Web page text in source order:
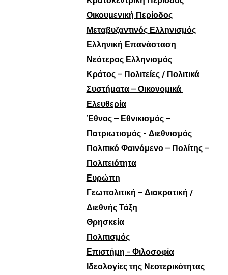
Οικουμενική Περίοδος
Μεταβυζαντινός Ελληνισμός
Ελληνική Επανάσταση
Νεότερος Ελληνισμός
Κράτος – Πολιτείες / Πολιτικά
Συστήματα – Οικονομικά
Ελευθερία
Έθνος – Εθνικισμός –
Πατριωτισμός - Διεθνισμός
Πολιτικό Φαινόμενο – Πολίτης –
Πολιτειότητα
Ευρώπη
Γεωπολιτική – Διακρατική /
Διεθνής Τάξη
Θρησκεία
Πολιτισμός
Επιστήμη - Φιλοσοφία
Ιδεολογίες της Νεοτερικότητας